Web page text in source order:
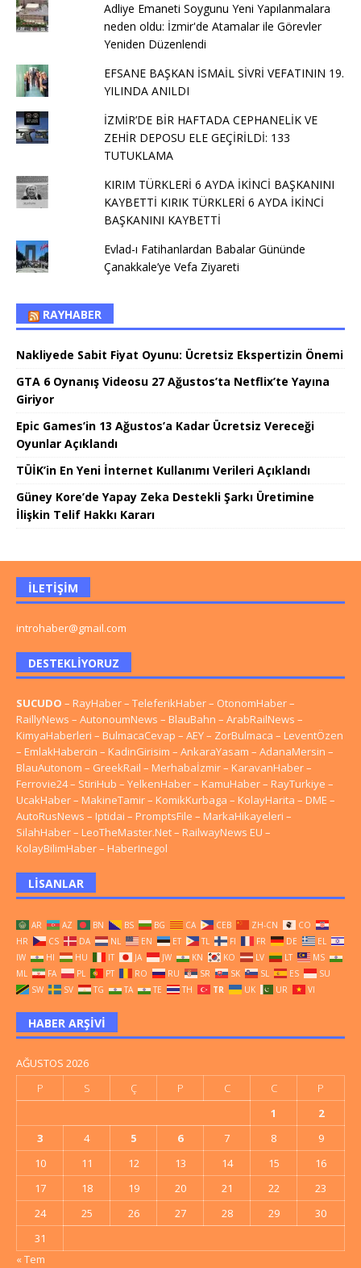
Adliye Emaneti Soygunu Yeni Yapılanmalara
neden oldu: İzmir'de Atamalar ile Görevler
Yeniden Düzenlendi
EFSANE BAŞKAN İSMAİL SİVRİ VEFATININ 19.
YILINDA ANILDI
İZMİR’DE BİR HAFTADA CEPHANELİK VE
ZEHİR DEPOSU ELE GEÇİRİLDİ: 133
TUTUKLAMA
KIRIM TÜRKLERİ 6 AYDA İKİNCİ BAŞKANINI
KAYBETTİ KIRIK TÜRKLERİ 6 AYDA İKİNCİ
BAŞKANINI KAYBETTİ
Evlad-ı Fatihanlardan Babalar Gününde
Çanakkale’ye Vefa Ziyareti
RAYHABER
Nakliyede Sabit Fiyat Oyunu: Ücretsiz Ekspertizin Önemi
GTA 6 Oynanış Videosu 27 Ağustos’ta Netflix’te Yayına
Giriyor
Epic Games’in 13 Ağustos’a Kadar Ücretsiz Vereceği
Oyunlar Açıklandı
TÜİK’in En Yeni İnternet Kullanımı Verileri Açıklandı
Güney Kore’de Yapay Zeka Destekli Şarkı Üretimine
İlişkin Telif Hakkı Kararı
İLETIŞIM
introhaber@gmail.com
DESTEKLIYORUZ
SUCUDO – RayHaber– TeleferikHaber– OtonomHaber–
RaillyNews – AutonoumNews – BlauBahn – ArabRailNews –
KimyaHaberleri – BulmacaCevap – AEY– ZorBulmaca – LeventÖzen
– EmlakHabercin – KadinGirisim – AnkaraYasam – AdanaMersin –
BlauAutonom – GreekRail – Merhabaİzmir– KaravanHaber–
Ferrovie24– StiriHub – YelkenHaber– KamuHaber– RayTurkiye –
UcakHaber– MakineTamir– KomikKurbaga – KolayHarita – DME –
AutoRusNews – Iptidai – PromptsFile – MarkaHikayeleri –
SilahHaber– LeoTheMaster.Net– RailwayNews EU –
KolayBilimHaber– HaberInegol
LISANLAR
AR AZ BN BS BG CA CEB ZH-CN
CO
HR
CS DA NL EN ET TL FI FR DE
EL
IW
HI HU IT JA JW KN KO LV LT
MS
ML
FA PL PT RO RU SR SK SL ES
SU
SW
SV TG TA TE TH TR UK UR VI
HABER ARŞIVI
AĞUSTOS 2026
P
S Ç P C C
P
1
2
3
4 5 6 7 8
9
10
11 12 13 14 15
16
17
18 19 20 21 22
23
24
25 26 27 28 29
30
31
« Tem